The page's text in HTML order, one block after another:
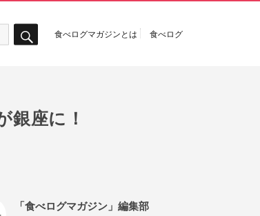
食べログマガジンとは 食べログ
銀座に！
「食べログマガジン」編集部